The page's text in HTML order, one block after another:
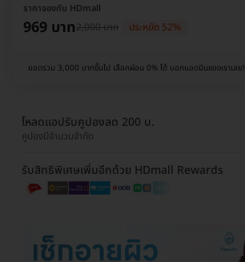
ราคาจองกับ HDmall
969 บาท2,000 บาท ประหยัด 52%
ยอดรวม 3,000 บาทขึ้นไป เลือกผ่อน 0% ได้ บอกแอดมินของเราเลย!
โหลดแอปรับคูปองลด 200 บ.
คูปองมีจำนวนจำกัด
รับสิทธิพิเศษเพิ่มอีกด้วย HDmall Rewards